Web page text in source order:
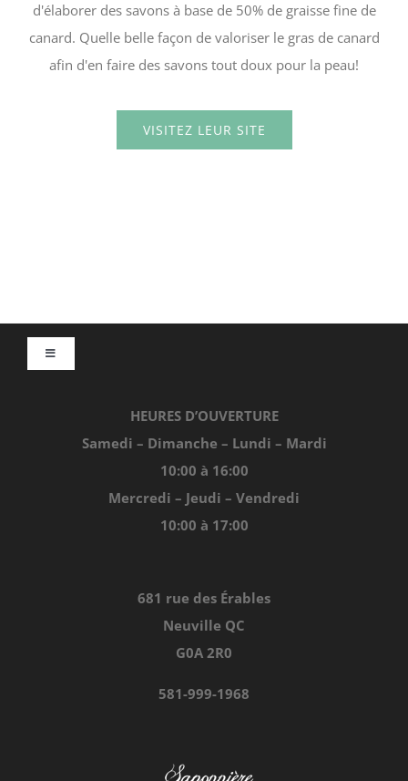
d'élaborer des savons à base de 50% de graisse fine de
canard. Quelle belle façon de valoriser le gras de canard
afin d'en faire des savons tout doux pour la peau!
VISITEZ LEUR SITE
Toggle
HEURES D’OUVERTURE
Samedi – Dimanche – Lundi – Mardi
10:00 à 16:00
Mercredi – Jeudi – Vendredi
10:00 à 17:00
681 rue des Érables
Neuville QC
G0A 2R0
581-999-1968